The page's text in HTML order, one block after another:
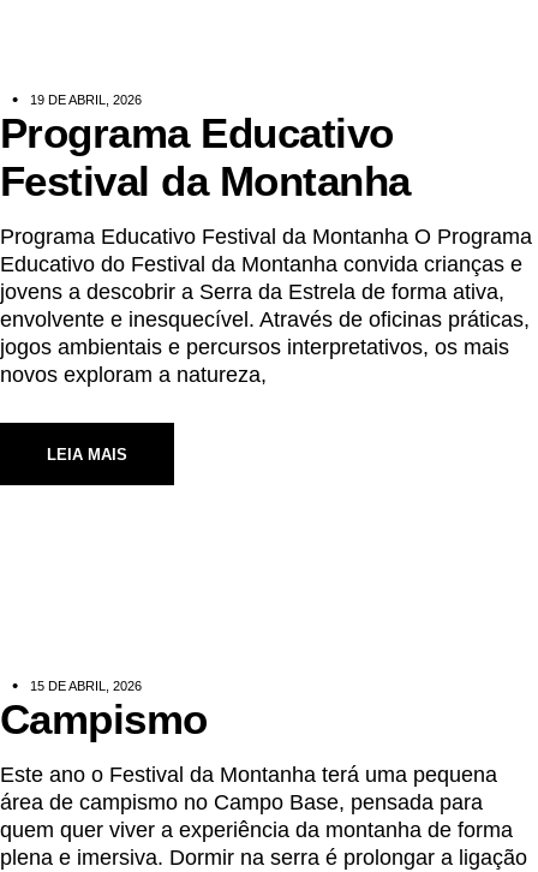
19 DE ABRIL, 2026
Programa Educativo
Festival da Montanha
Programa Educativo Festival da Montanha O Programa
Educativo do Festival da Montanha convida crianças e
jovens a descobrir a Serra da Estrela de forma ativa,
envolvente e inesquecível. Através de oficinas práticas,
jogos ambientais e percursos interpretativos, os mais
novos exploram a natureza,
LEIA MAIS
15 DE ABRIL, 2026
Campismo
Este ano o Festival da Montanha terá uma pequena
área de campismo no Campo Base, pensada para
quem quer viver a experiência da montanha de forma
plena e imersiva. Dormir na serra é prolongar a ligação